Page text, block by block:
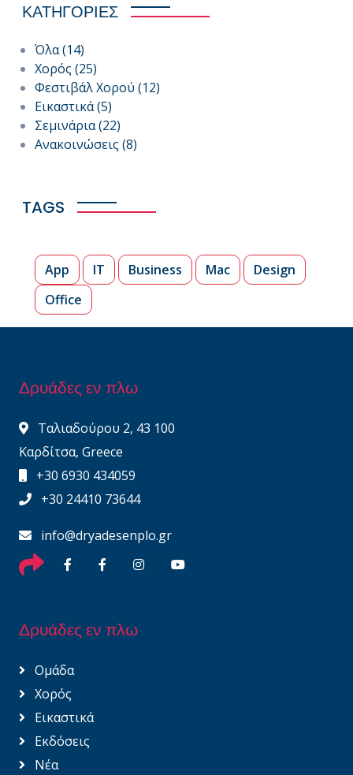
ΚΑΤΗΓΟΡΙΕΣ
Όλα(14)
Χορός (25)
Φεστιβάλ Χορού (12)
Εικαστικά(5)
Σεμινάρια(22)
Ανακοινώσεις (8)
TAGS
App IT Business Mac
Design
Office
Δρυάδες εν πλω
Ταλιαδούρου 2, 43 100
Καρδίτσα, Greece
+30 6930 434059
+30 24410 73644
info@dryadesenplo.gr
Δρυάδες εν πλω
Ομάδα
Χορός
Εικαστικά
Εκδόσεις
Νέα